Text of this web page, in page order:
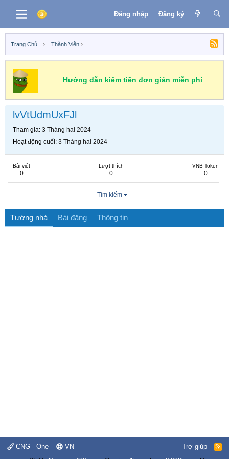
Đăng nhập Đăng ký
Trang Chủ Thành Viên
Hướng dẫn kiếm tiền đơn giản miễn phí
lvVtUdmUxFJl
Tham gia 3 Tháng hai 2024
Hoạt động cuối 3 Tháng hai 2024
Bài viết
0
Lượt thích
0
VNB Token
0
Tìm kiếm
Tường nhà Bài đăng Thông tin
CNG - One VN Trợ giúp
R